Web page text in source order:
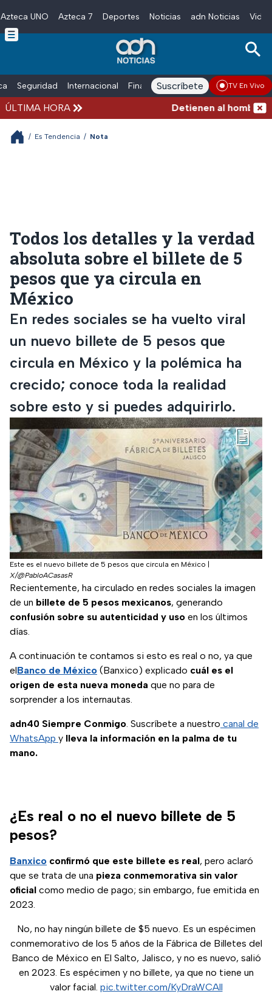
Skip to main content
Azteca UNO Azteca 7 Deportes Noticias adn Noticias
Seguridad Internacional Finanzas adn Noticias Radio
Suscríbete TV En Vivo
ÚLTIMA HORA Detienen al hombre
/ Es Tendencia / Nota
Todos los detalles y la verdad
absoluta sobre el billete de 5
pesos que ya circula en
México
En redes sociales se ha vuelto viral
un nuevo billete de 5 pesos que
circula en México y la polémica ha
crecido; conoce toda la realidad
sobre esto y si puedes adquirirlo.
Este es el nuevo billete de 5 pesos que circula en México
X/@PabloACasasR
Recientemente, ha circulado en redes sociales la imagen
de un billete de 5 pesos mexicanos, generando
confusión sobre su autenticidad y uso en los últimos
días.
A continuación te contamos si esto es real o no, ya que
elBanco de México (Banxico) explicado cuál es el
origen de esta nueva moneda que no para de
sorprender a los internautas.
adn40 Siempre Conmigo. Suscríbete a nuestro canal de
WhatsApp y lleva la información en la palma de tu
mano.
¿Es real o no el nuevo billete de 5
pesos?
Banxico confirmó que este billete es real, pero aclaró
que se trata de una pieza conmemorativa sin valor
oficial como medio de pago; sin embargo, fue emitida en
2023.
No, no hay ningún billete de $5 nuevo. Es un espécimen
conmemorativo de los 5 años de la Fábrica de Billetes del
Banco de México en El Salto, Jalisco, y no es nuevo, salió
en 2023. Es espécimen y no billete, ya que no tiene un
valor facial. pic.twitter.com/KyDraWCAll